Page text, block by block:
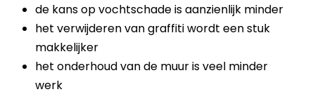
de kans op vochtschade is aanzienlijk minder
het verwijderen van graffiti wordt een stuk
makkelijker
het onderhoud van de muur is veel minder
werk